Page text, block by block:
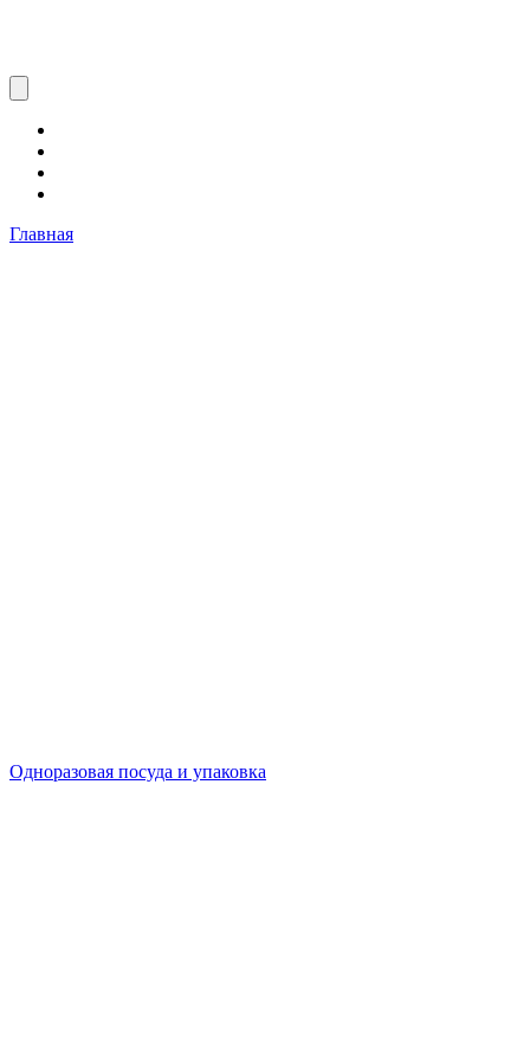
Главная
Одноразовая посуда и упаковка